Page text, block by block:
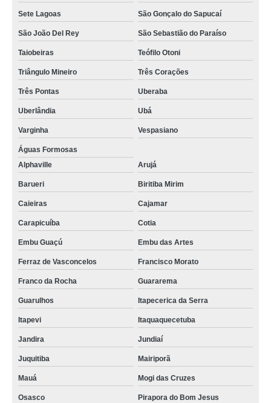
Sete Lagoas São Gonçalo do Sapucaí
São João Del Rey São Sebastião do Paraíso
Taiobeiras Teófilo Otoni
Triângulo Mineiro Três Corações
Três Pontas Uberaba
Uberlândia Ubá
Varginha Vespasiano
Águas Formosas
Alphaville
Arujá
Barueri Biritiba Mirim
Caieiras Cajamar
Carapicuíba Cotia
Embu Guaçú Embu das Artes
Ferraz de Vasconcelos Francisco Morato
Franco da Rocha Guararema
Guarulhos Itapecerica da Serra
Itapevi Itaquaquecetuba
Jandira Jundiaí
Juquitiba Mairiporã
Mauá Mogi das Cruzes
Osasco Pirapora do Bom Jesus